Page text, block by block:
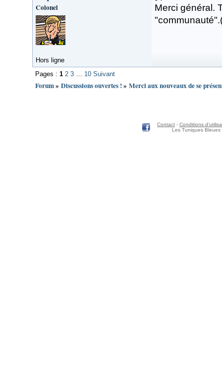
Colonel
Merci général.
Hors ligne
Pages : 1 2 3 10 Suivant
Forum» Discussions ouvertes !» Merci aux nouveaux de se
Contact - Conditions
Les Tuniques